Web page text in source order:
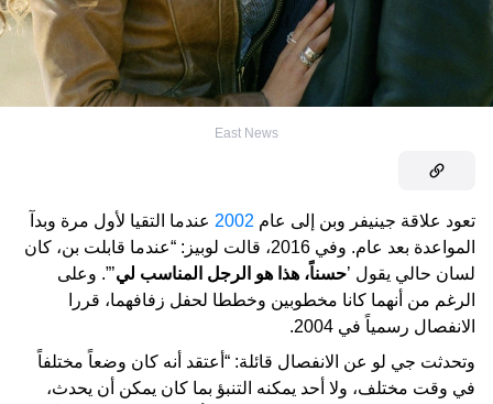
East News
تعود علاقة جينيفر وبن إلى عام 2002 عندما التقيا لأول مرة وبدآ
المواعدة بعد عام. وفي 2016، قالت لوبيز: “عندما قابلت بن، كان
لسان حالي يقول ’حسناً، هذا هو الرجل المناسب لي’”. وعلى
الرغم من أنهما كانا مخطوبين وخططا لحفل زفافهما، قررا
الانفصال رسمياً في 2004.
وتحدثت جي لو عن الانفصال قائلة: “أعتقد أنه كان وضعاً مختلفاً
في وقت مختلف، ولا أحد يمكنه التنبؤ بما كان يمكن أن يحدث،